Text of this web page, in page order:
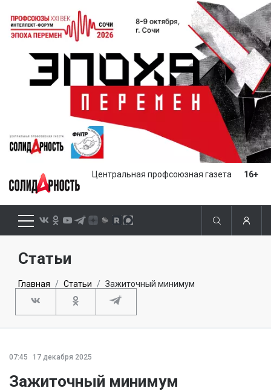
Центральная профсоюзная газета 16+
Статьи
Главная Статьи Зажиточный минимум
07:45 17 декабря 2025
Зажиточный минимум